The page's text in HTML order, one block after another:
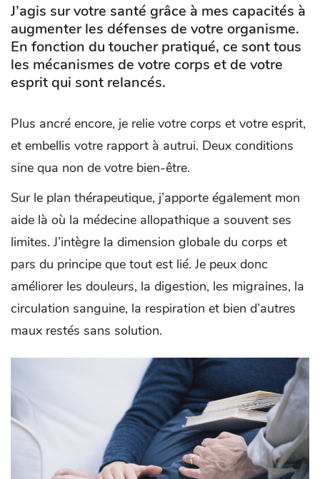
J’agis sur votre santé grâce à mes capacités à
augmenter les défenses de votre organisme.
En fonction du toucher pratiqué, ce sont tous
les mécanismes de votre corps et de votre
esprit qui sont relancés.
Plus ancré encore, je relie votre corps et votre esprit,
et embellis votre rapport à autrui. Deux conditions
sine qua non de votre bien-être.
Sur le plan thérapeutique, j’apporte également mon
aide là où la médecine allopathique a souvent ses
limites. J’intègre la dimension globale du corps et
pars du principe que tout est lié. Je peux donc
améliorer les douleurs, la digestion, les migraines, la
circulation sanguine, la respiration et bien d’autres
maux restés sans solution.